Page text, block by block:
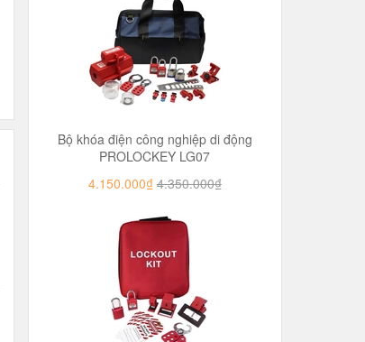
Bộ khóa điện công nghiệp di động
PROLOCKEY LG07
4.150.000₫ 4.350.000₫